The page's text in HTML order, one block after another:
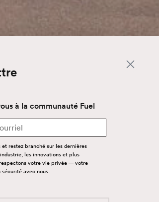
à la communauté Fuel
et restez branché sur les dernières
les innovations et plus
votre vie privée — votre
avec nous.